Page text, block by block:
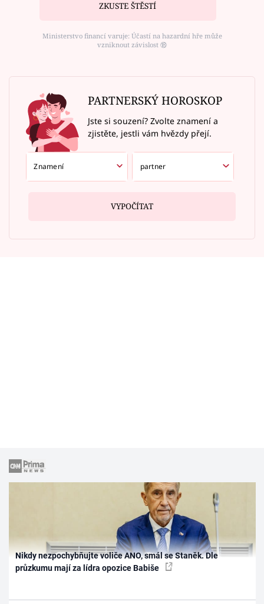
ZKUSTE ŠTĚSTÍ
Ministerstvo financí varuje: Účastí na hazardní hře může
vzniknout závislost ⑱
PARTNERSKÝ HOROSKOP
Jste si souzení? Zvolte znamení a
zjistěte, jestli vám hvězdy přejí.
VYPOČÍTAT
Nikdy nezpochybňujte voliče ANO, smál se Staněk. Dle
průzkumu mají za lídra opozice Babiše